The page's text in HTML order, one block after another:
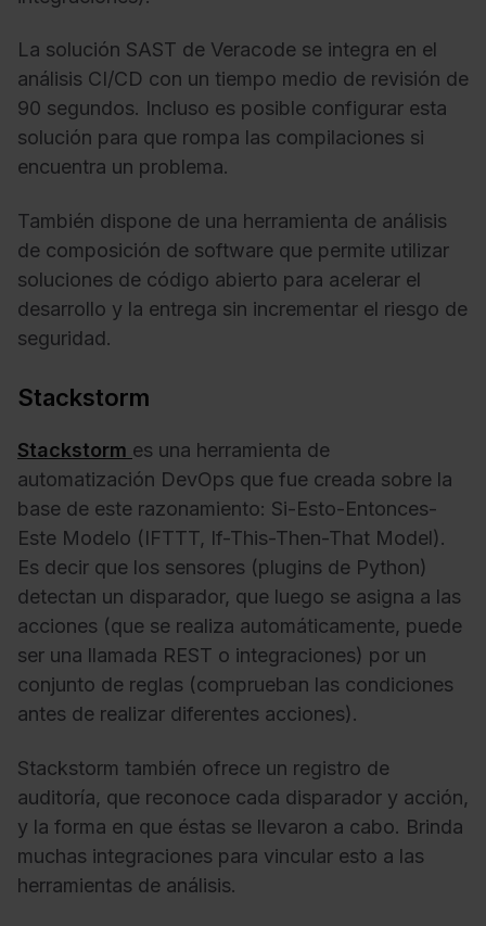
La solución SAST de Veracode se integra en el
análisis CI/CD con un tiempo medio de revisión de
90 segundos. Incluso es posible configurar esta
solución para que rompa las compilaciones si
encuentra un problema.
También dispone de una herramienta de análisis
de composición de software que permite utilizar
soluciones de código abierto para acelerar el
desarrollo y la entrega sin incrementar el riesgo de
seguridad.
Stackstorm
Stackstorm es una herramienta de
automatización DevOps que fue creada sobre la
base de este razonamiento: Si-Esto-Entonces-
Este Modelo (IFTTT, If-This-Then-That Model).
Es decir que los sensores (plugins de Python)
detectan un disparador, que luego se asigna a las
acciones (que se realiza automáticamente, puede
ser una llamada REST o integraciones) por un
conjunto de reglas (comprueban las condiciones
antes de realizar diferentes acciones).
Stackstorm también ofrece un registro de
auditoría, que reconoce cada disparador y acción,
y la forma en que éstas se llevaron a cabo. Brinda
muchas integraciones para vincular esto a las
herramientas de análisis.